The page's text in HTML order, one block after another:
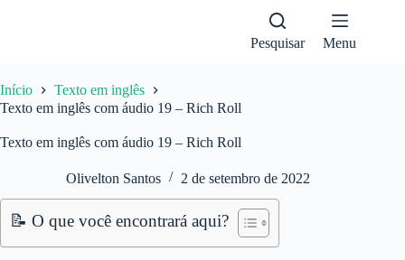
Pesquisar Menu
Início
Texto em inglês
Texto em inglês com áudio 19 – Rich Roll
Texto em inglês com áudio 19 – Rich Roll
Olivelton Santos 2 de setembro de 2022
📝 O que você encontrará aqui?